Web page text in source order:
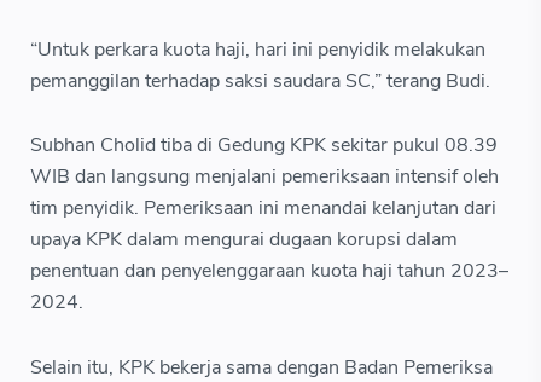
“Untuk perkara kuota haji, hari ini penyidik melakukan
pemanggilan terhadap saksi saudara SC,” terang Budi.
Subhan Cholid tiba di Gedung KPK sekitar pukul 08.39
WIB dan langsung menjalani pemeriksaan intensif oleh
tim penyidik. Pemeriksaan ini menandai kelanjutan dari
upaya KPK dalam mengurai dugaan korupsi dalam
penentuan dan penyelenggaraan kuota haji tahun 2023–
2024.
Selain itu, KPK bekerja sama dengan Badan Pemeriksa